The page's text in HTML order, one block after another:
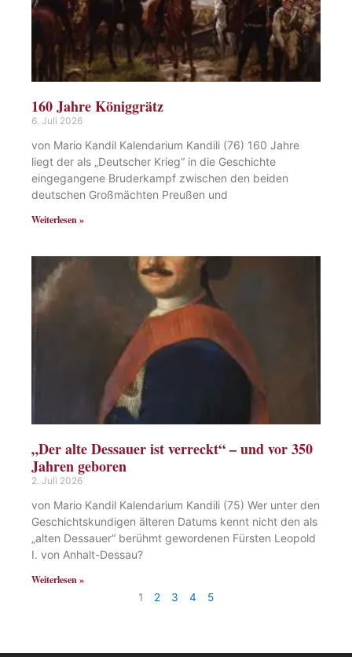
160 Jahre Königgrätz
6. Juli 2026
von Mario Kandil Kalendarium Kandili (76) 160 Jahre
liegt der als „Deutscher Krieg“ in die Geschichte
eingegangene Bruderkampf zwischen den beiden
deutschen Großmächten Preußen und
Weiterlesen »
„Der alte Dessauer ist verreckt“ – und vor 350
Jahren geboren
2. Juli 2026
von Mario Kandil Kalendarium Kandili (75) Wer unter den
Geschichtskundigen älteren Datums kennt nicht den als
„alten Dessauer“ berühmt gewordenen Fürsten Leopold
I. von Anhalt-Dessau?
Weiterlesen »
1 2 3 4 5